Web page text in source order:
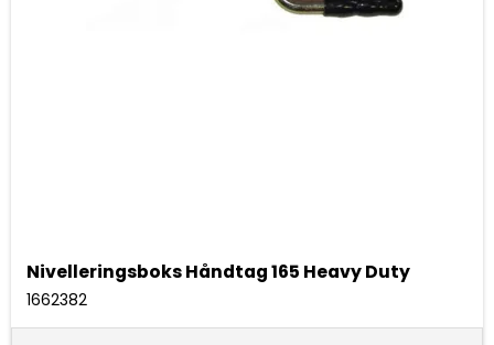
Nivelleringsboks Håndtag 165 Heavy Duty
1662382